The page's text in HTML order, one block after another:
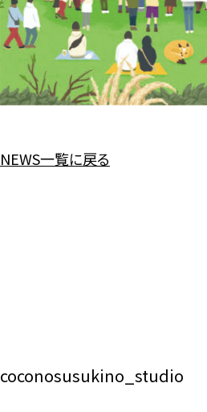
NEWS一覧に戻る
coconosusukino_studio